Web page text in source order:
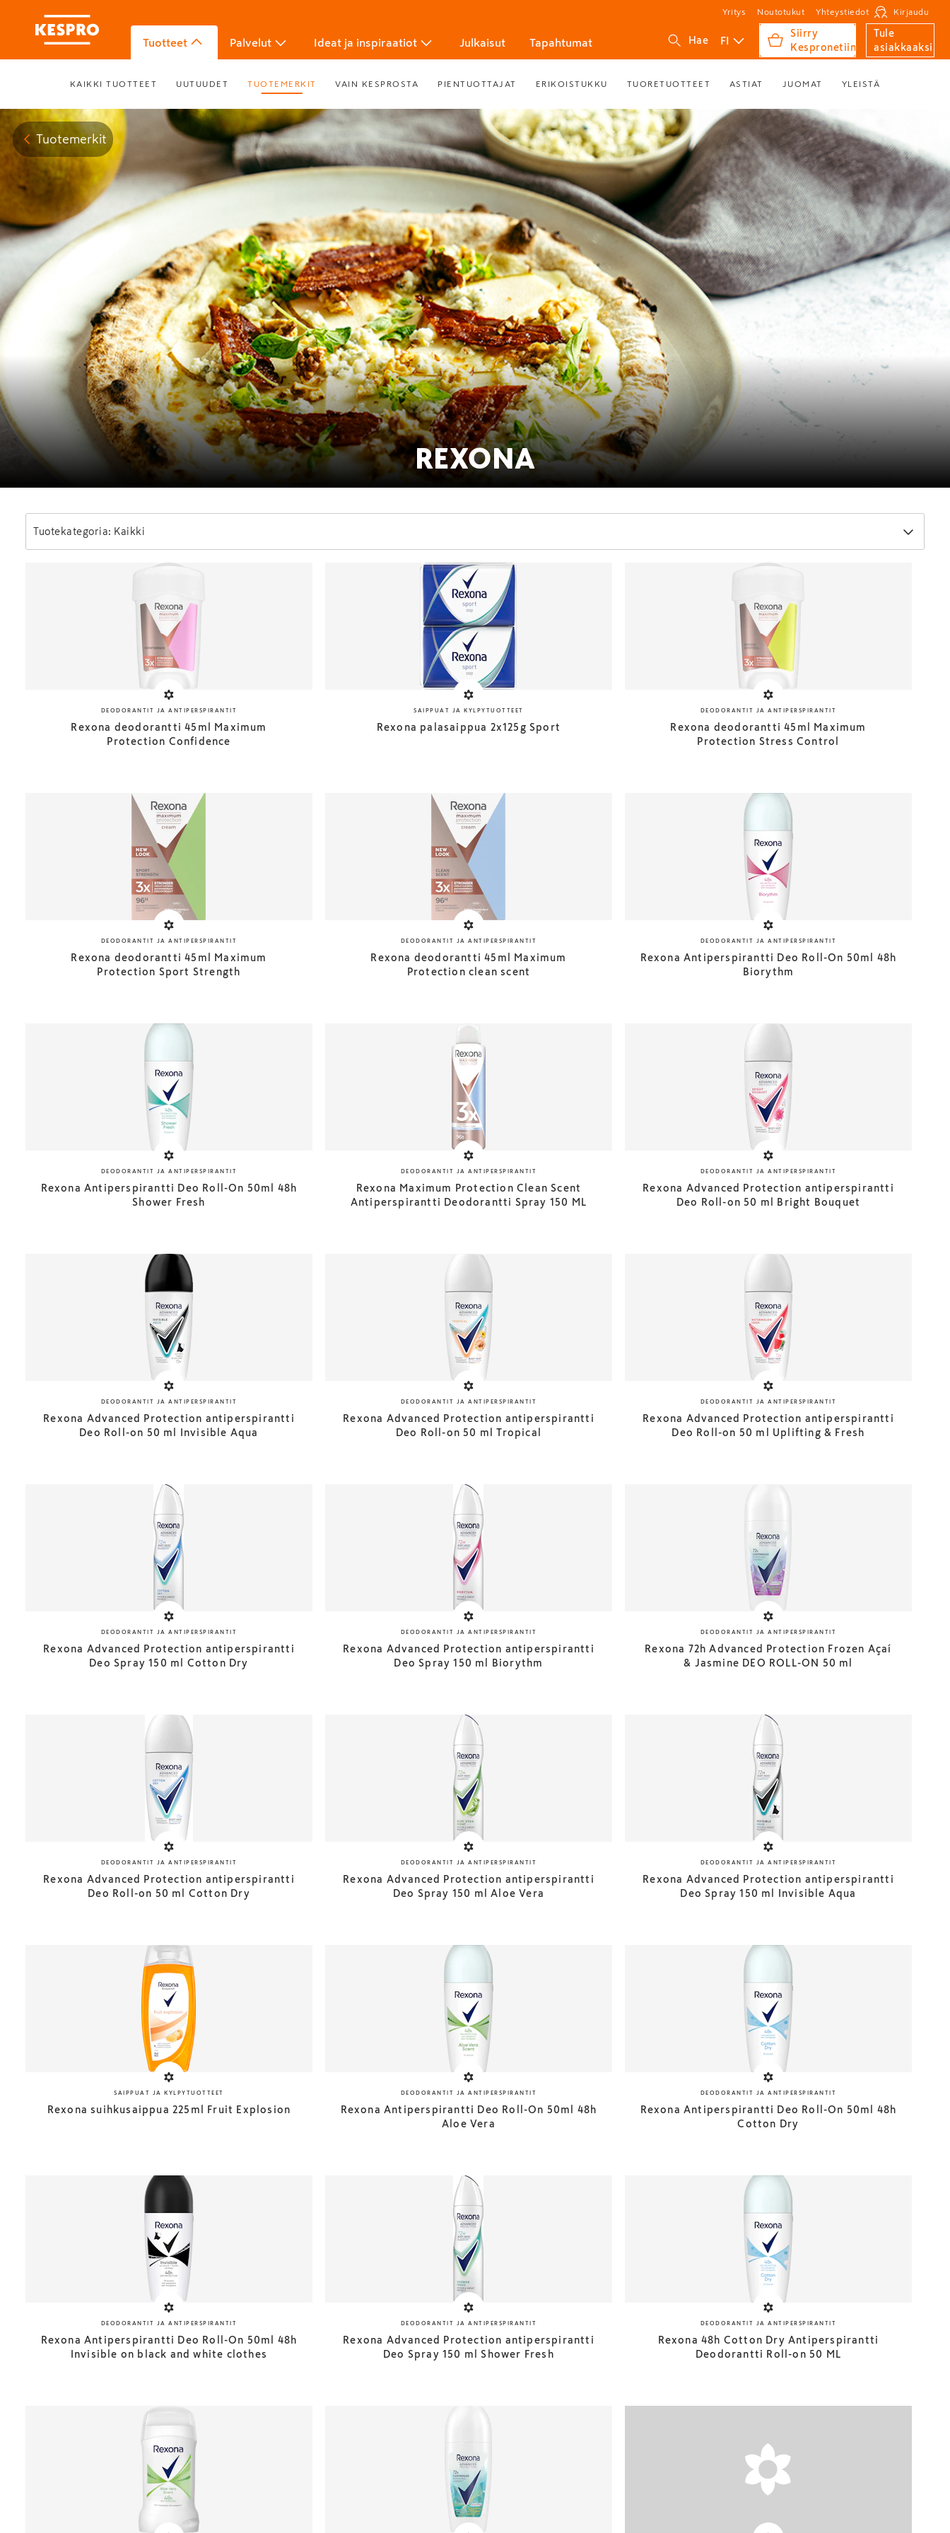
Yritys Noutotukut Yhteystiedot Kirjaudu
Tuotteet Palvelut Ideat ja inspiraatiot Julkaisut Tapahtumat Hae FI
Siirry
Kespronetiin
Tule
asiakkaaksi
KAIKKI TUOTTEET UUTUUDET TUOTEMERKIT VAIN KESPROSTA PIENTUOTTAJAT ERIKOISTUKKU TUORETUOTTEET ASTIAT JUOMAT YLEISTÄ
Tuotemerkit
REXONA
Tuotekategoria: Kaikki
DEODORANTIT JA ANTIPERSPIRANTIT
Rexona deodorantti 45ml Maximum
Protection Confidence
SAIPPUAT JA KYLPYTUOTTEET
Rexona palasaippua 2x125g Sport
DEODORANTIT JA ANTIPERSPIRANTIT
Rexona deodorantti 45ml Maximum
Protection Stress Control
DEODORANTIT JA ANTIPERSPIRANTIT
Rexona deodorantti 45ml Maximum
Protection Sport Strength
DEODORANTIT JA ANTIPERSPIRANTIT
Rexona deodorantti 45ml Maximum
Protection clean scent
DEODORANTIT JA ANTIPERSPIRANTIT
Rexona Antiperspirantti Deo Roll-On 50ml 48h
Biorythm
DEODORANTIT JA ANTIPERSPIRANTIT
Rexona Antiperspirantti Deo Roll-On 50ml 48h
Shower Fresh
DEODORANTIT JA ANTIPERSPIRANTIT
Rexona Maximum Protection Clean Scent
Antiperspirantti Deodorantti Spray 150 ML
DEODORANTIT JA ANTIPERSPIRANTIT
Rexona Advanced Protection antiperspirantti
Deo Roll-on 50 ml Bright Bouquet
DEODORANTIT JA ANTIPERSPIRANTIT
Rexona Advanced Protection antiperspirantti
Deo Roll-on 50 ml Invisible Aqua
DEODORANTIT JA ANTIPERSPIRANTIT
Rexona Advanced Protection antiperspirantti
Deo Roll-on 50 ml Tropical
DEODORANTIT JA ANTIPERSPIRANTIT
Rexona Advanced Protection antiperspirantti
Deo Roll-on 50 ml Uplifting & Fresh
DEODORANTIT JA ANTIPERSPIRANTIT
Rexona Advanced Protection antiperspirantti
Deo Spray 150 ml Cotton Dry
DEODORANTIT JA ANTIPERSPIRANTIT
Rexona Advanced Protection antiperspirantti
Deo Spray 150 ml Biorythm
DEODORANTIT JA ANTIPERSPIRANTIT
Rexona 72h Advanced Protection Frozen Açaí
& Jasmine DEO ROLL-ON 50 ml
DEODORANTIT JA ANTIPERSPIRANTIT
Rexona Advanced Protection antiperspirantti
Deo Roll-on 50 ml Cotton Dry
DEODORANTIT JA ANTIPERSPIRANTIT
Rexona Advanced Protection antiperspirantti
Deo Spray 150 ml Aloe Vera
DEODORANTIT JA ANTIPERSPIRANTIT
Rexona Advanced Protection antiperspirantti
Deo Spray 150 ml Invisible Aqua
SAIPPUAT JA KYLPYTUOTTEET
Rexona suihkusaippua 225ml Fruit Explosion
DEODORANTIT JA ANTIPERSPIRANTIT
Rexona Antiperspirantti Deo Roll-On 50ml 48h
Aloe Vera
DEODORANTIT JA ANTIPERSPIRANTIT
Rexona Antiperspirantti Deo Roll-On 50ml 48h
Cotton Dry
DEODORANTIT JA ANTIPERSPIRANTIT
Rexona Antiperspirantti Deo Roll-On 50ml 48h
Invisible on black and white clothes
DEODORANTIT JA ANTIPERSPIRANTIT
Rexona Advanced Protection antiperspirantti
Deo Spray 150 ml Shower Fresh
DEODORANTIT JA ANTIPERSPIRANTIT
Rexona 48h Cotton Dry Antiperspirantti
Deodorantti Roll-on 50 ML